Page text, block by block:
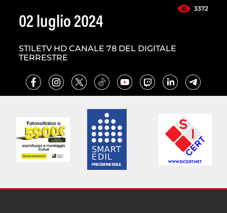
3372
02 luglio 2024
STILETV HD CANALE 78 DEL DIGITALE
TERRESTRE